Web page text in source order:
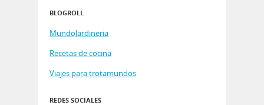
BLOGROLL
MundoJardineria
Recetas de cocina
Viajes para trotamundos
REDES SOCIALES